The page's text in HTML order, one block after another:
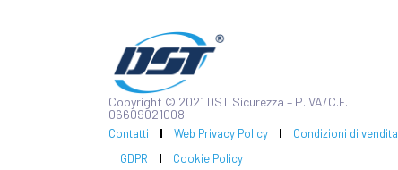
Copyright © 2021 DST Sicurezza – P.IVA/C.F.
06609021008
Contatti Web Privacy Policy
Condizioni di vendita
GDPR
Cookie Policy